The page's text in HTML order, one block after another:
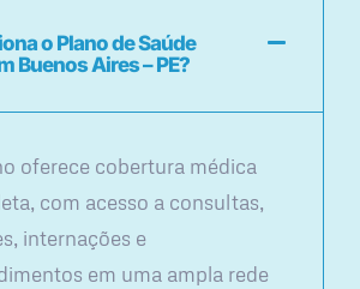
o Plano de Saúde
Buenos Aires – PE?
oferece cobertura médica
com acesso a consultas,
internações e
em uma ampla rede